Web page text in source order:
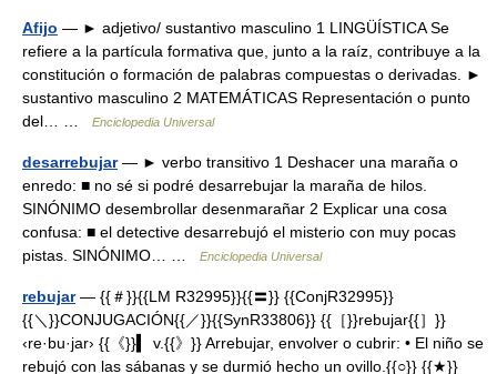
Afijo — ► adjetivo/ sustantivo masculino 1 LINGÜÍSTICA Se
refiere a la partícula formativa que, junto a la raíz, contribuye a la
constitución o formación de palabras compuestas o derivadas. ►
sustantivo masculino 2 MATEMÁTICAS Representación o punto
del… …
Enciclopedia Universal
desarrebujar— ► verbo transitivo 1 Deshacer una maraña o
enredo: ■ no sé si podré desarrebujar la maraña de hilos.
SINÓNIMO desembrollar desenmarañar 2 Explicar una cosa
confusa: ■ el detective desarrebujó el misterio con muy pocas
pistas. SINÓNIMO… …
Enciclopedia Universal
rebujar— {{＃}}{{LM R32995}}{{〓}} {{ConjR32995}}
{{＼}}CONJUGACIÓN{{／}}{{SynR33806}} {{［}}rebujar{{］}}
‹re·bu·jar› {{《}}▍ v.{{》}} Arrebujar, envolver o cubrir: • El niño se
rebujó con las sábanas y se durmió hecho un ovillo.{{○}} {{★}}